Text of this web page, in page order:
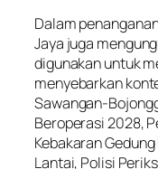
Dalam
Jaya juga
digunakan untuk
menyebarkan
Sawangan-
Beroperasi 2028,
Kebakaran
Lantai, Polisi